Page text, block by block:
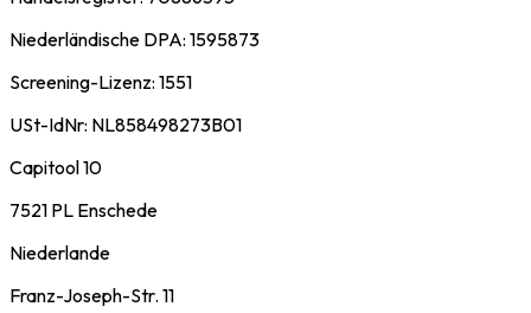
Niederländische DPA: 1595873
Screening-Lizenz: 1551
USt-IdNr: NL858498273B01
Capitool 10
7521 PL Enschede
Niederlande
Franz-Joseph-Str. 11